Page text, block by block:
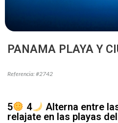
PANAMA PLAYA Y
Referencia: #2742
5 4
Alterna entre
relajate en las playas